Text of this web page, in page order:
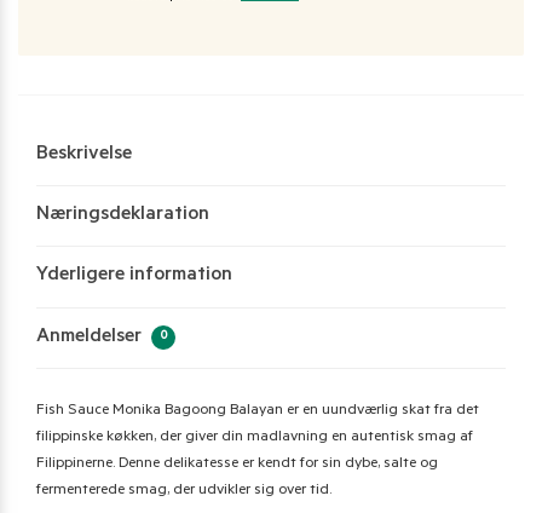
Beskrivelse
Næringsdeklaration
Yderligere information
Anmeldelser 0
Fish Sauce Monika Bagoong Balayan er en uundværlig skat fra det
filippinske køkken, der giver din madlavning en autentisk smag af
Filippinerne. Denne delikatesse er kendt for sin dybe, salte og
fermenterede smag, der udvikler sig over tid.